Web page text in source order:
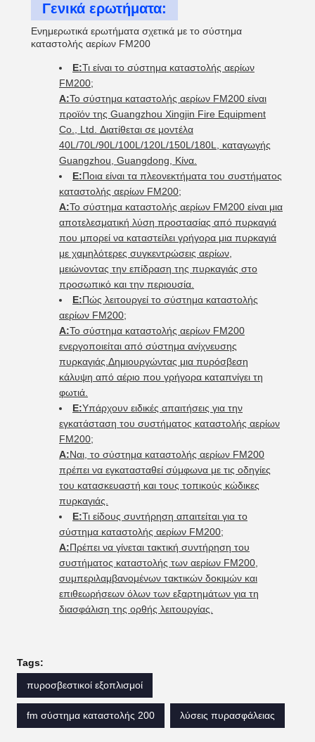
Γενικά ερωτήματα:
Ενημερωτικά ερωτήματα σχετικά με το σύστημα
καταστολής αερίων FM200
Ε:Τι είναι το σύστημα καταστολής αερίων
FM200;
Α:Το σύστημα καταστολής αερίων FM200 είναι
προϊόν της Guangzhou Xingjin Fire Equipment
Co., Ltd. Διατίθεται σε μοντέλα
40L/70L/90L/100L/120L/150L/180L, καταγωγής
Guangzhou, Guangdong, Κίνα.
Ε:Ποια είναι τα πλεονεκτήματα του συστήματος
καταστολής αερίων FM200;
Α:Το σύστημα καταστολής αερίων FM200 είναι μια
αποτελεσματική λύση προστασίας από πυρκαγιά
που μπορεί να καταστείλει γρήγορα μια πυρκαγιά
με χαμηλότερες συγκεντρώσεις αερίων,
μειώνοντας την επίδραση της πυρκαγιάς στο
προσωπικό και την περιουσία.
Ε:Πώς λειτουργεί το σύστημα καταστολής
αερίων FM200;
Α:Το σύστημα καταστολής αερίων FM200
ενεργοποιείται από σύστημα ανίχνευσης
πυρκαγιάς.Δημιουργώντας μια πυρόσβεση
κάλυψη από αέριο που γρήγορα καταπνίγει τη
φωτιά.
Ε:Υπάρχουν ειδικές απαιτήσεις για την
εγκατάσταση του συστήματος καταστολής αερίων
FM200;
Α:Ναι, το σύστημα καταστολής αερίων FM200
πρέπει να εγκατασταθεί σύμφωνα με τις οδηγίες
του κατασκευαστή και τους τοπικούς κώδικες
πυρκαγιάς.
Ε:Τι είδους συντήρηση απαιτείται για το
σύστημα καταστολής αερίων FM200;
Α:Πρέπει να γίνεται τακτική συντήρηση του
συστήματος καταστολής των αερίων FM200,
συμπεριλαμβανομένων τακτικών δοκιμών και
επιθεωρήσεων όλων των εξαρτημάτων για τη
διασφάλιση της ορθής λειτουργίας.
Tags:
πυροσβεστικοί εξοπλισμοί
fm σύστημα καταστολής 200 λύσεις πυρασφάλειας